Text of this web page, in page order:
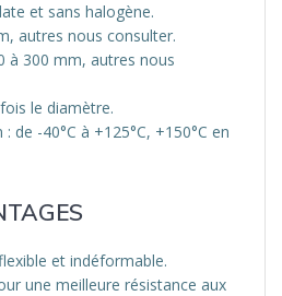
et sans halogène.
autres nous consulter.
à 300 mm, autres nous
le diamètre.
de -40°C à +125°C, +150°C en
et indéformable.
une meilleure résistance aux